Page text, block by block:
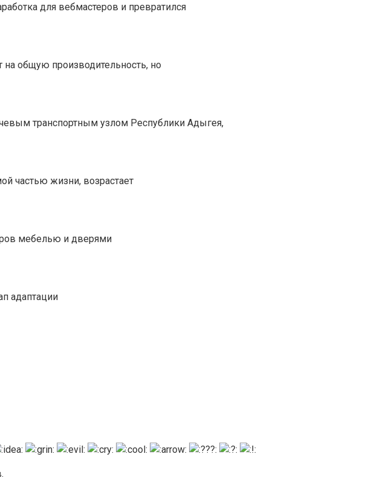
для вебмастеров и превратился
общую производительность, но
транспортным узлом Республики Адыгея,
частью жизни, возрастает
мебелью и дверями
адаптации